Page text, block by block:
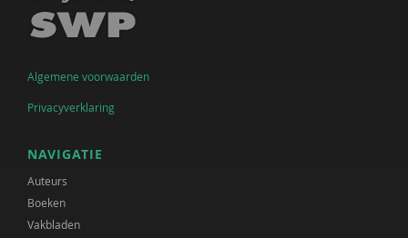
Algemene voorwaarden
Privacyverklaring
NAVIGATIE
Auteurs
Boeken
Vakbladen